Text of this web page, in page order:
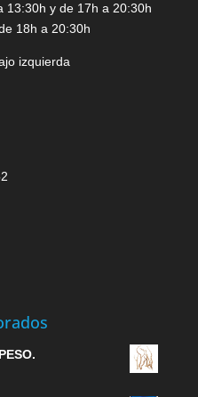
13:30h y de 17h a 20:30h
18h a 20:30h
izquierda